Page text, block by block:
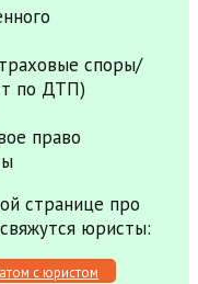
споры/
по ДТП)
право
странице про
юристы:
с юристом